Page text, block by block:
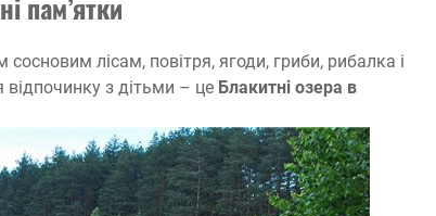
лісам, повітря, ягоди, гриби, рибалка і
відпочинку з дітьми – це Блакитні озера в